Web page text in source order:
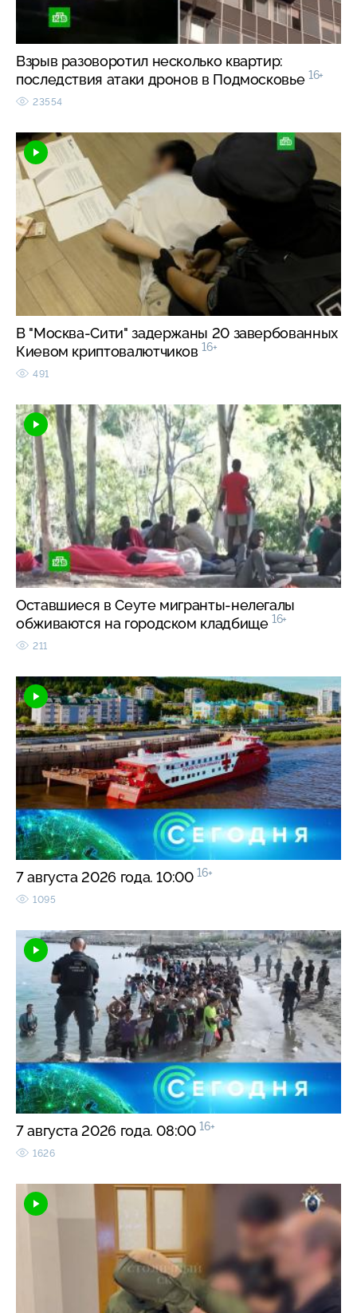
Взрыв разоворотил несколько квартир:
последствия атаки дронов в Подмосковье 16+
23554
В "Москва-Сити" задержаны 20 завербованных
Киевом криптовалютчиков 16+
491
Оставшиеся в Сеуте мигранты-нелегалы
обживаются на городском кладбище 16+
211
7 августа 2026 года. 10:00 16+
1095
7 августа 2026 года. 08:00 16+
1626